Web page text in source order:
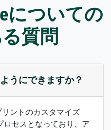
についての
質問
うにできますか？
リントのカスタマイズ
ロセスとなっており、ア